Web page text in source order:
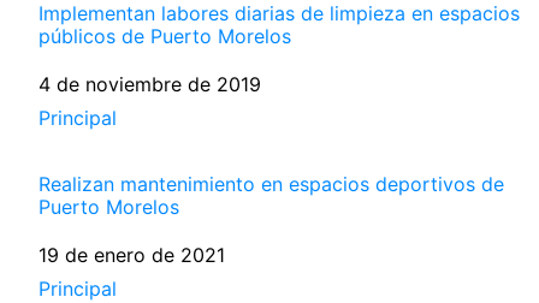
Implementan labores diarias de limpieza en espacios
públicos de Puerto Morelos
Fecha
4 de noviembre de 2019
Respecto a
Principal
Realizan mantenimiento en espacios deportivos de
Puerto Morelos
Fecha
19 de enero de 2021
Respecto a
Principal